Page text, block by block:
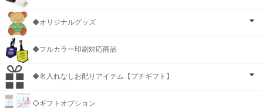
◆オリジナルグッズ
◆フルカラー印刷対応商品
◆名入れなしお配りアイテム【プチギフト】
◇ギフトオプション